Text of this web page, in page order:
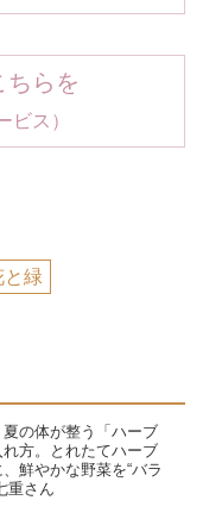
ちらを
ス）
と緑
の体が整う「ハーブ
方。とれたてハーブ
鮮やかな野菜を“バラ
重さん